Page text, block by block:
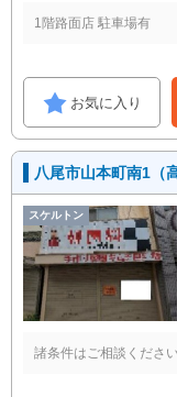
1階路面店 駐車場有
お気に入り
八尾市山本町南1（
スケルトン
諸条件はご相談くださ